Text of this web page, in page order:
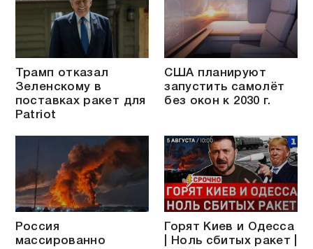
Трамп отказал
Зеленскому в
поставках ракет для
Patriot
США планируют
запустить самолёт
без окон к 2030 г.
Россия
массированно
Горят Киев и Одесса
| Ноль сбитых ракет |